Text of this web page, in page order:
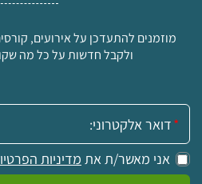
מוזמנים להתעדכן על אירועים,
ולקבל חדשות על כל מה
אימייל:
אני מאשר/ת את מדיניות